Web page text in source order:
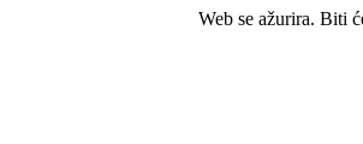
Web se ažurira. Biti